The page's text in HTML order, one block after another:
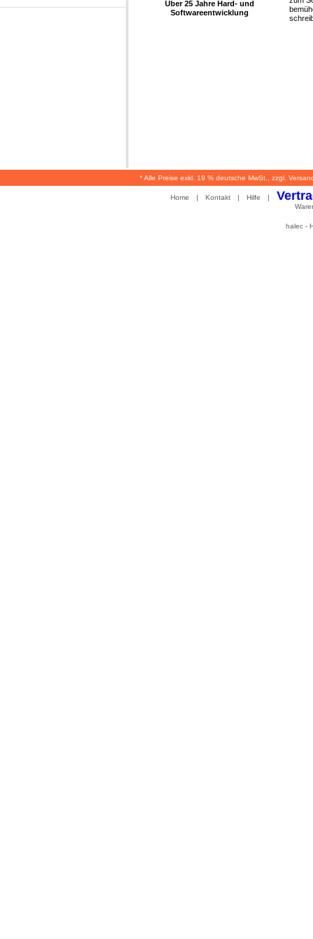
Über 25 Jahre Hard- und
Softwareentwicklung
* Alle Preise exkl. 19 % deutsche MwSt., zzgl.
Home | Kontakt | Hilfe |
halec -